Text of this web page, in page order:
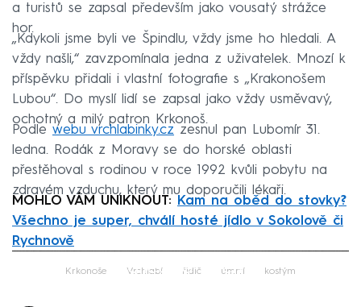
a turistů se zapsal především jako vousatý strážce
hor.
„Kdykoli jsme byli ve Špindlu, vždy jsme ho hledali. A
vždy našli,“ zavzpomínala jedna z uživatelek. Mnozí k
příspěvku přidali i vlastní fotografie s „Krakonošem
Lubou“. Do myslí lidí se zapsal jako vždy usměvavý,
ochotný a milý patron Krkonoš.
Podle webu vrchlabinky.cz zesnul pan Lubomír 31.
ledna. Rodák z Moravy se do horské oblasti
přestěhoval s rodinou v roce 1992 kvůli pobytu na
zdravém vzduchu, který mu doporučili lékaři.
MOHLO VÁM UNIKNOUT: Kam na oběd do stovky?
Všechno je super, chválí hosté jídlo v Sokolově či
Rychnově
Failed to fetch
Krkonoše Vrchlabí řidič úmrtí kostým